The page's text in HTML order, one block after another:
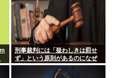
刑事裁判には「疑わしきは罰せ
ず」という原則があるのになぜ
「性交の同意がなかった」とい
う確かめようが無いもので有罪